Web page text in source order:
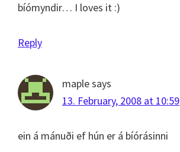
bíómyndir… I loves it :)
Reply
maplesays
13. February, 2008 at 10:59
ein á mánuði ef hún er á bíórásinni